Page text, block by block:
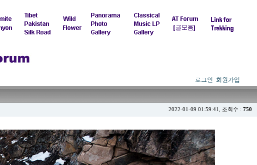
로그인 회원가입
2022-01-09 01:59:41, 조회수 : 750